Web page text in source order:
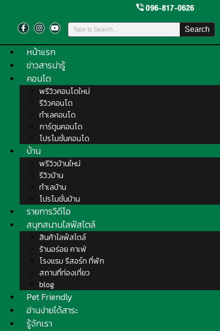
Search
หน้าแรก
ข่าวสารน่ารู้
คอนโด
พรีวิวคอนโดใหม่
รีวิวคอนโด
ทำเลคอนโด
การ์ตูนคอนโด
โปรโมชั่นคอนโด
บ้าน
พรีวิวบ้านใหม่
รีวิวบ้าน
ทำเลบ้าน
โปรโมชั่นบ้าน
รายการวิดีโอ
สนุกสนานไลฟ์สไตล์
สินค้าไลฟ์สไตล์
ร้านอร่อย คาเฟ่
โรงแรม รีสอร์ท ที่พัก
สถานที่ท่องเที่ยว
blog
Pet Friendly
อ่านง่ายได้สาระ
รู้จักเรา